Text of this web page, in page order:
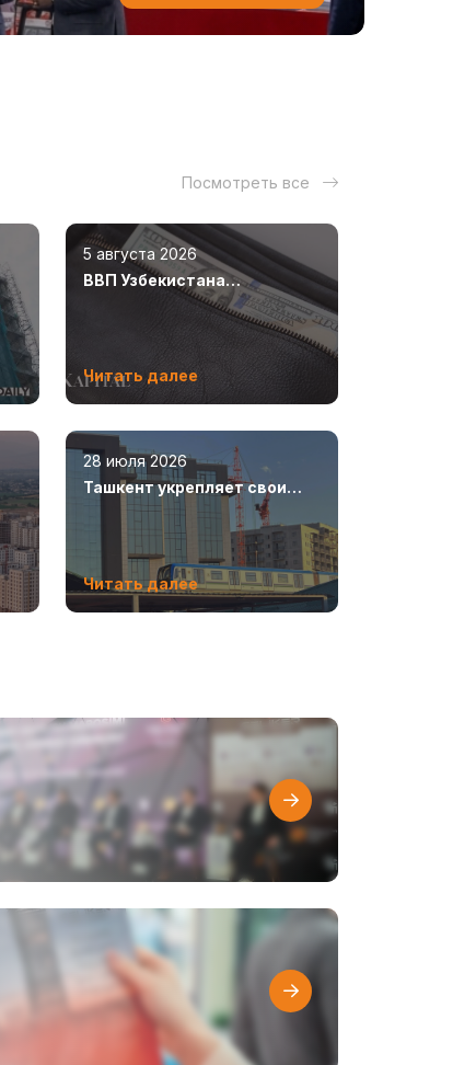
Посмотреть все
5 августа 2026
ВВП Узбекистана
увеличился на 8,5%
Читать далее
28 июля 2026
Ташкент укрепляет свои
позиции как современный
Читать далее